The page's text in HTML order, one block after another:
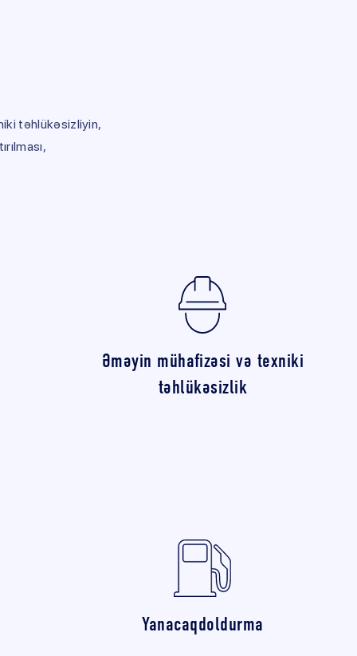
təhlükəsizliyin,
Əməyin mühafizəsi və texniki
təhlükəsizlik
Yanacaqdoldurma